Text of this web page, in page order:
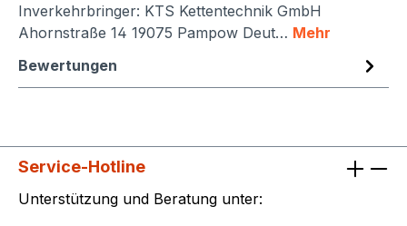
Inverkehrbringer: KTS Kettentechnik GmbH
Ahornstraße 14 19075 Pampow Deut… Mehr
Bewertungen
Service-Hotline
Unterstützung und Beratung unter: